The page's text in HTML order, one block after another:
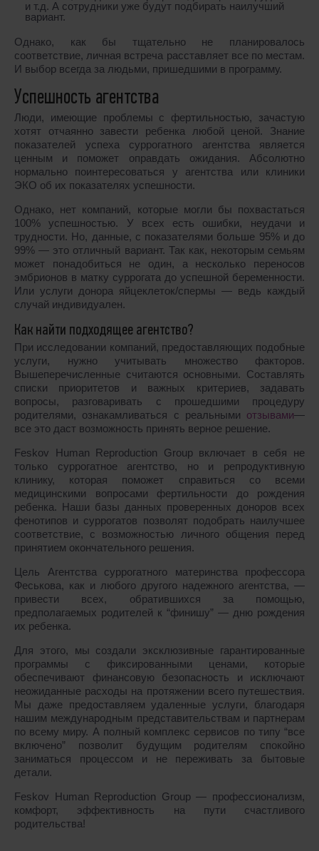
и т.д. А сотрудники уже будут подбирать наилучший
вариант.
Однако, как бы тщательно не планировалось
соответствие, личная встреча расставляет все по местам.
И выбор всегда за людьми, пришедшими в программу.
Успешность агентства
Люди, имеющие проблемы с фертильностью, зачастую
хотят отчаянно завести ребенка любой ценой. Знание
показателей успеха суррогатного агентства является
ценным и поможет оправдать ожидания. Абсолютно
нормально поинтересоваться у агентства или клиники
ЭКО об их показателях успешности.
Однако, нет компаний, которые могли бы похвастаться
100% успешностью. У всех есть ошибки, неудачи и
трудности. Но, данные, с показателями больше 95% и до
99% — это отличный вариант. Так как, некоторым семьям
может понадобиться не один, а несколько переносов
эмбрионов в матку суррогата до успешной беременности.
Или услуги донора яйцеклеток/спермы — ведь каждый
случай индивидуален.
Как найти подходящее агентство?
При исследовании компаний, предоставляющих подобные
услуги, нужно учитывать множество факторов.
Вышеперечисленные считаются основными. Составлять
списки приоритетов и важных критериев, задавать
вопросы, разговаривать с прошедшими процедуру
родителями, ознакамливаться с реальными отзывами—
все это даст возможность принять верное решение.
Feskov Human Reproduction Group включает в себя не
только суррогатное агентство, но и репродуктивную
клинику, которая поможет справиться со всеми
медицинскими вопросами фертильности до рождения
ребенка. Наши базы данных проверенных доноров всех
фенотипов и суррогатов позволят подобрать наилучшее
соответствие, с возможностью личного общения перед
принятием окончательного решения.
Цель Агентства суррогатного материнства профессора
Феськова, как и любого другого надежного агентства, —
привести всех, обратившихся за помощью,
предполагаемых родителей к “финишу” — дню рождения
их ребенка.
Для этого, мы создали эксклюзивные гарантированные
программы с фиксированными ценами, которые
обеспечивают финансовую безопасность и исключают
неожиданные расходы на протяжении всего путешествия.
Мы даже предоставляем удаленные услуги, благодаря
нашим международным представительствам и партнерам
по всему миру. А полный комплекс сервисов по типу “все
включено” позволит будущим родителям спокойно
заниматься процессом и не переживать за бытовые
детали.
Feskov Human Reproduction Group — профессионализм,
комфорт, эффективность на пути счастливого
родительства!